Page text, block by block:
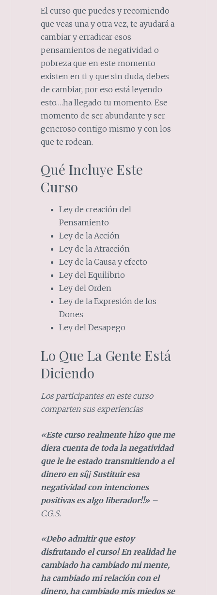
El curso que puedes y recomiendo
que veas una y otra vez, te ayudará a
cambiar y erradicar esos
pensamientos de negatividad o
pobreza que en este momento
existen en ti y que sin duda, debes
de cambiar, por eso está leyendo
esto….ha llegado tu momento. Ese
momento de ser abundante y ser
generoso contigo mismo y con los
que te rodean.
Qué Incluye Este
Curso
Ley de creación del
Pensamiento
Ley de la Acción
Ley de la Atracción
Ley de la Causa y efecto
Ley del Equilibrio
Ley del Orden
Ley de la Expresión de los
Dones
Ley del Desapego
Lo Que La Gente Está
Diciendo
Los participantes en este curso
comparten sus experiencias
«Este curso realmente hizo que me
diera cuenta de toda la negatividad
que le he estado transmitiendo a el
dinero en sí¡¡ Sustituir esa
negatividad con intenciones
positivas es algo liberador!!» –
C.G.S.
«Debo admitir que estoy
disfrutando el curso! En realidad he
cambiado ha cambiado mi mente,
ha cambiado mi relación con el
dinero, ha cambiado mis miedos se